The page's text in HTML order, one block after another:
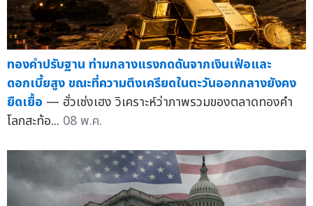
ทองคำปรับฐาน ท่ามกลางแรงกดดันจากเงินเฟ้อและ
ดอกเบี้ยสูง ขณะที่ความตึงเครียดในตะวันออกกลางยังคง
ยืดเยื้อ — ฮั่วเซ่งเฮง วิเคราะห์ว่าภาพรวมของตลาดทองคำ
โลกสะท้อ... 08 พ.ค.